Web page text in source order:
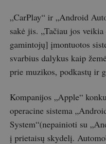
„CarPlay“ ir „Android
sakė jis. „Tačiau jos
gamintojų] įmontuotos
svarbius dalykus kaip
prie muzikos, podkastų ir
Kompanijos „Apple“
operacine sistema
System“(nepainioti su
į prietaisų skydelį.